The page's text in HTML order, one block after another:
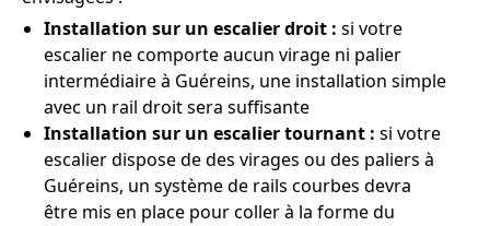
Installation sur un escalier droit : si votre
escalier ne comporte aucun virage ni palier
intermédiaire à Guéreins, une installation simple
avec un rail droit sera suffisante
Installation sur un escalier tournant : si votre
escalier dispose de des virages ou des paliers à
Guéreins, un système de rails courbes devra
être mis en place pour coller à la forme du